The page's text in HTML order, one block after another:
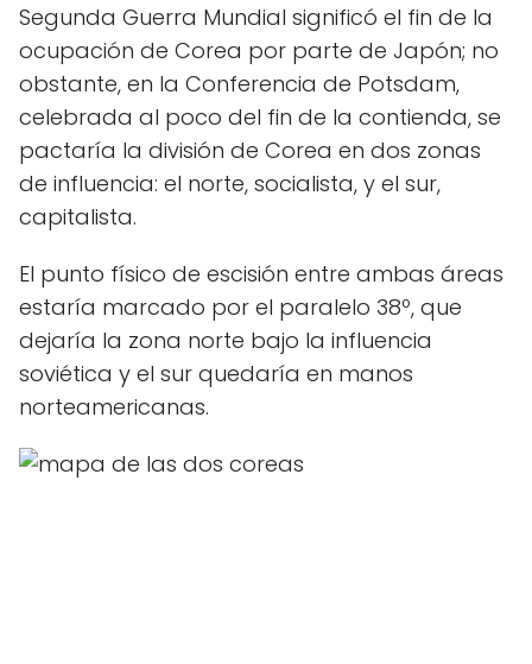
Segunda Guerra Mundial significó el fin de la
ocupación de Corea por parte de Japón; no
obstante, en la Conferencia de Potsdam,
celebrada al poco del fin de la contienda, se
pactaría la división de Corea en dos zonas
de influencia: el norte, socialista, y el sur,
capitalista.
El punto físico de escisión entre ambas áreas
estaría marcado por el paralelo 38º, que
dejaría la zona norte bajo la influencia
soviética y el sur quedaría en manos
norteamericanas.